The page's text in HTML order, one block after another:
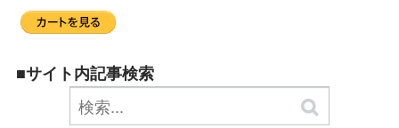
■サイト内記事検索